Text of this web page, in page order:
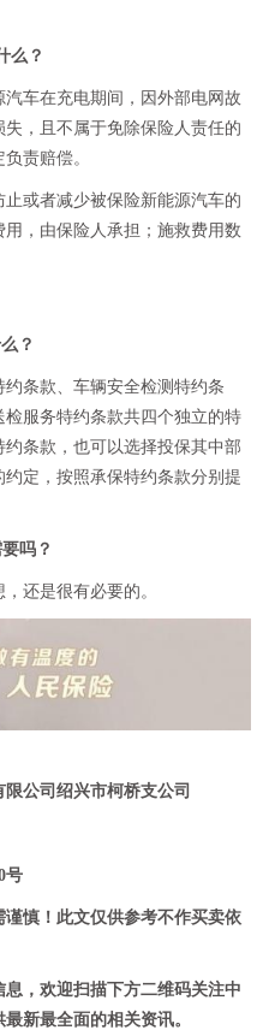
么？
车在充电期间，因外部电网故
，且不属于免除保险人责任的
责赔偿。
或者减少被保险新能源汽车的
，由保险人承担；施救费用数
么？
条款、车辆安全检测特约条
服务特约条款共四个独立的特
条款，也可以选择投保其中部
定，按照承保特约条款分别提
吗？
还是很有必要的。
公司绍兴市柯桥支公司
号
慎！此文仅供参考不作买卖依
，欢迎扫描下方二维码关注中
新最全面的相关资讯。